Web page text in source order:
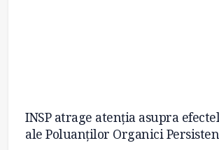
INSP atrage atenția asupra
ale Poluanților Organici